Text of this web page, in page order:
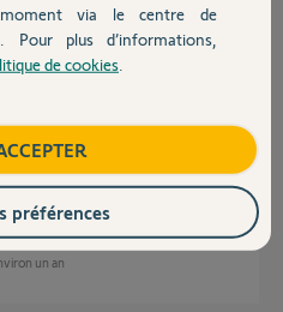
mise à jour devrait être bientôt
un an
via le centre de
Pour plus d’informations,
de cookies
préférences